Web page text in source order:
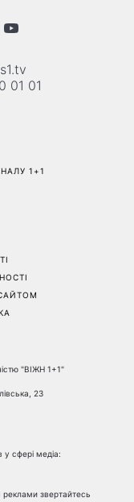
01 01
1+1
"ВІЖН 1+1"
23
у сфері медіа:
реклами звертайтесь